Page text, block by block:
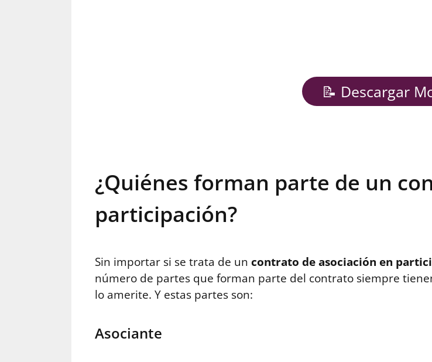
📝 Descargar
¿Quiénes forman parte de un
participación?
Sin importar si se trata de un contrato de asociación en
número de partes que forman parte del contrato siempre
lo amerite. Y estas partes son:
Asociante